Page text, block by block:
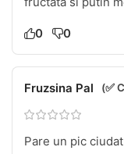
0 0
Fruzsina Pal (✅
Pare un pic ciudat